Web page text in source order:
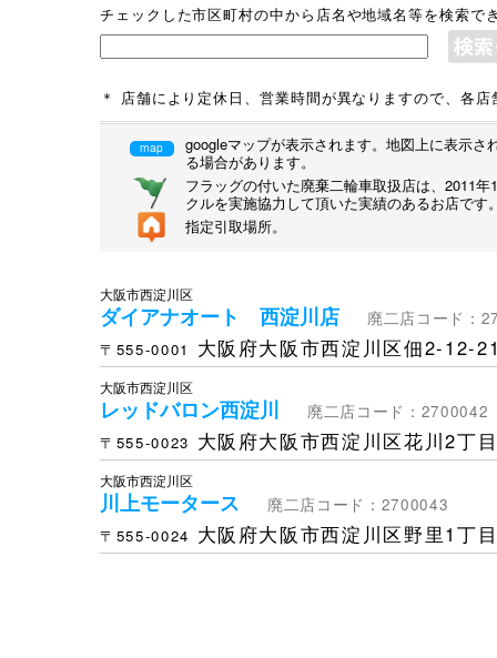
チェックした市区町村の中から店名や地域名等を検索で
＊ 店舗により定休日、営業時間が異なりますので、各
map
googleマップが表示されます。地図上に表示
る場合があります。
フラッグの付いた廃棄二輪車取扱店は、2011
クルを実施協力して頂いた実績のあるお店です
指定引取場所。
大阪市西淀川区
ダイアナオート 西淀川店
廃二店コード：
〒555-0001
大阪府大阪市西淀川区佃2-12-
大阪市西淀川区
レッドバロン西淀川
廃二店コード：2700042
〒555-0023 大阪府大阪市西淀川区花川2丁
大阪市西淀川区
川上モータース
廃二店コード：2700043
〒555-0024 大阪府大阪市西淀川区野里1丁